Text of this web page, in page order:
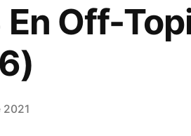
Off-
2021